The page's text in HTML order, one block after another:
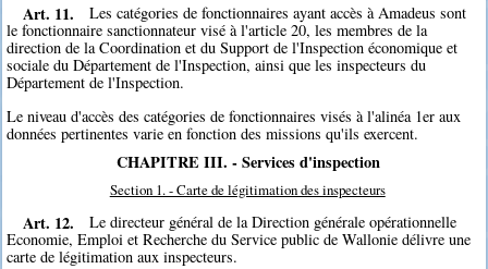
Art. 11.
Les catégories de fonctionnaires ayant accès à Amadeus sont
le fonctionnaire sanctionnateur visé à l'article 20, les membres de la
direction de la Coordination et du Support de l'Inspection économique et
sociale du Département de l'Inspection, ainsi que les inspecteurs du
Département de l'Inspection.
Le niveau d'accès des catégories de fonctionnaires visés à l'alinéa 1er aux
données pertinentes varie en fonction des missions qu'ils exercent.
CHAPITRE III. - Services d'inspection
Section 1. - Carte de légitimation des inspecteurs
Art. 12.
Le directeur général de la Direction générale opérationnelle
Economie, Emploi et Recherche du Service public de Wallonie délivre une
carte de légitimation aux inspecteurs.